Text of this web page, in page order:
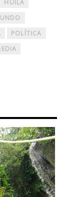
HUILA
POLÍTICA